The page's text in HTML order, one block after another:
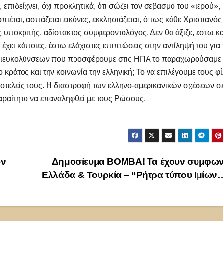
όχι προκλητικά, ότι σώζει τον σεβασμό του «ιερού»,
ασπάζεται εικόνες, εκκλησιάζεται, όπως κάθε
υποκριτής, αδίστακτος συμφεροντολόγος. Δεν θα άξιζε, έστω
κάποιες, έστω ελάχιστες επιπτώσεις στην αντίληψή του για
που προσφέρουμε στις ΗΠΑ το παραχωρούσαμε
και την κοινωνία την ελληνική; Το να επιλέγουμε τους
τους. Η διαστροφή των ελληνο-αμερικανικών σχέσεων
να επαναληφθεί με τους Ρώσους.
Δημοσίευμα ΒΟΜΒΑ! Τα έχουν
Ελλάδα & Τουρκία – “Ρήτρα τύπου